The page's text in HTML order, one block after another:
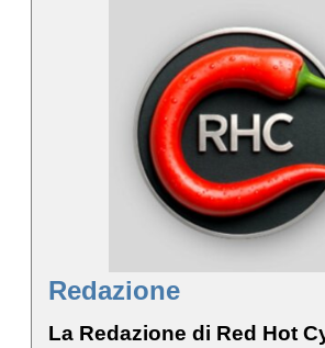
Redazione
La Redazione di Red Hot